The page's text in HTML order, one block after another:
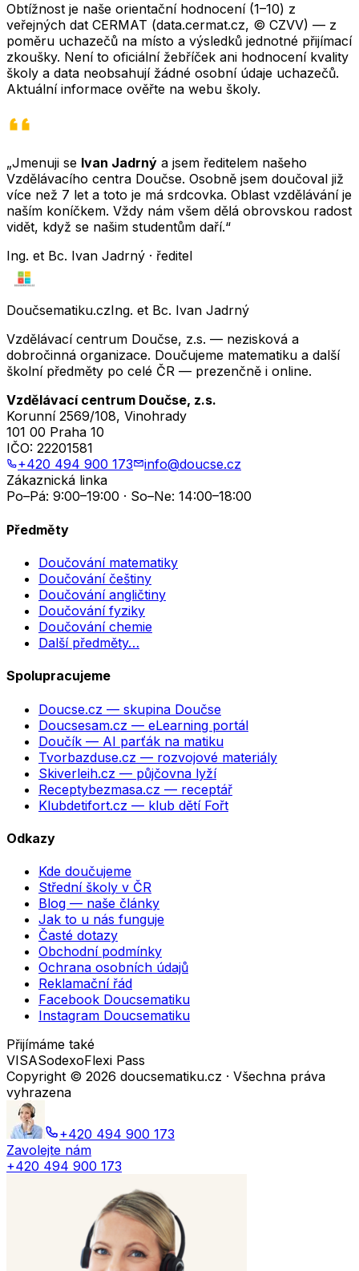
Obtížnost je naše orientační hodnocení (1–10) z
veřejných dat CERMAT (data.cermat.cz, © CZVV) — z
poměru uchazečů na místo a výsledků jednotné přijímací
zkoušky. Není to oficiální žebříček ani hodnocení kvality
školy a data neobsahují žádné osobní údaje uchazečů.
Aktuální informace ověřte na webu školy.
„Jmenuji se Ivan Jadrný a jsem ředitelem našeho
Vzdělávacího centra Doučse. Osobně jsem doučoval již
více než 7 let a toto je má srdcovka. Oblast vzdělávání je
naším koníčkem. Vždy nám všem dělá obrovskou radost
vidět, když se našim studentům daří.“
Ing. et Bc. Ivan Jadrný · ředitel
Doučsematiku.czIng. et Bc. Ivan Jadrný
Vzdělávací centrum Doučse, z.s. — nezisková a
dobročinná organizace. Doučujeme matematiku a další
školní předměty po celé ČR — prezenčně i online.
Vzdělávací centrum Doučse, z.s.
Korunní 2569/108, Vinohrady
101 00 Praha 10
IČO: 22201581
+420 494 900 173
info@doucse.cz
Zákaznická linka
Po–Pá: 9:00–19:00 · So–Ne: 14:00–18:00
Předměty
Doučování matematiky
Doučování češtiny
Doučování angličtiny
Doučování fyziky
Doučování chemie
Další předměty…
Spolupracujeme
Doucse.cz — skupina Doučse
Doucsesam.cz — eLearning portál
Doučík — AI parťák na matiku
Tvorbazduse.cz — rozvojové materiály
Skiverleih.cz — půjčovna lyží
Receptybezmasa.cz — receptář
Klubdetifort.cz — klub dětí Fořt
Odkazy
Kde doučujeme
Střední školy v ČR
Blog — naše články
Jak to u nás funguje
Časté dotazy
Obchodní podmínky
Ochrana osobních údajů
Reklamační řád
Facebook Doucsematiku
Instagram Doucsematiku
Přijímáme také
VISASodexoFlexi Pass
Copyright © 2026 doucsematiku.cz · Všechna práva
vyhrazena
+420 494 900 173
Zavolejte nám
+420 494 900 173